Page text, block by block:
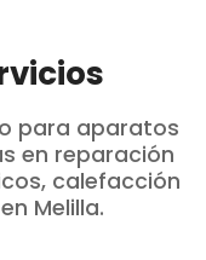
para aparatos
en reparación
calefacción
Melilla.